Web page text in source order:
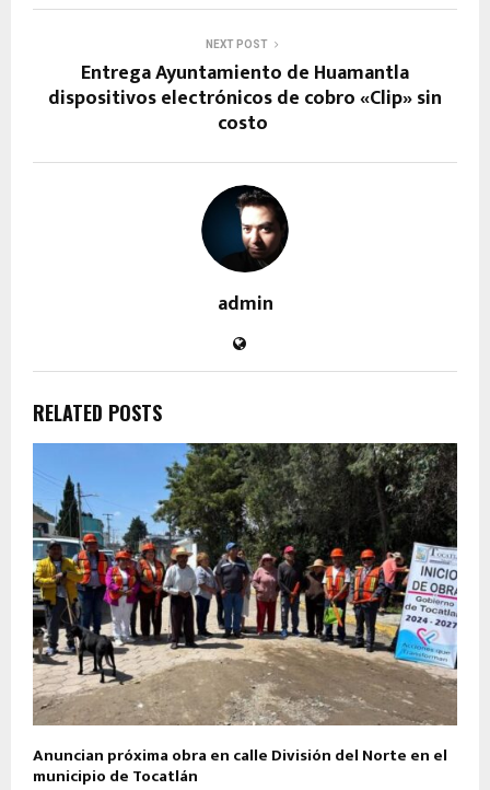
NEXT POST
Entrega Ayuntamiento de Huamantla
dispositivos electrónicos de cobro «Clip» sin
costo
admin
RELATED POSTS
Anuncian próxima obra en calle División del Norte en el
municipio de Tocatlán